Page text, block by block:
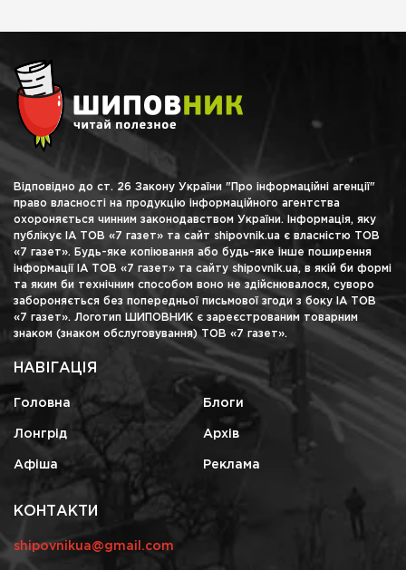
Відповідно до ст. 26 Закону України "Про інформаційні агенції"
право власності на продукцію інформаційного агентства
охороняється чинним законодавством України. Інформація, яку
публікує ІА ТОВ «7 газет» та сайт shipovnik.ua є власністю ТОВ
«7 газет». Будь-яке копіювання або будь-яке інше поширення
інформації ІА ТОВ «7 газет» та сайту shipovnik.ua, в якій би формі
та яким би технічним способом воно не здійснювалося, суворо
забороняється без попередньої письмової згоди з боку ІА ТОВ
«7 газет». Логотип ШИПОВНИК є зареєстрованим товарним
знаком (знаком обслуговування) ТОВ «7 газет».
НАВІГАЦІЯ
Головна Блоги
Лонгрід Архів
Афіша Реклама
КОНТАКТИ
shipovnikua@gmail.com